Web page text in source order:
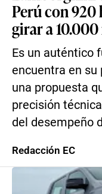
Perú con 920
girar a
Es un auténtico
encuentra en su
una propuesta
precisión
del desempeño
Redacción EC